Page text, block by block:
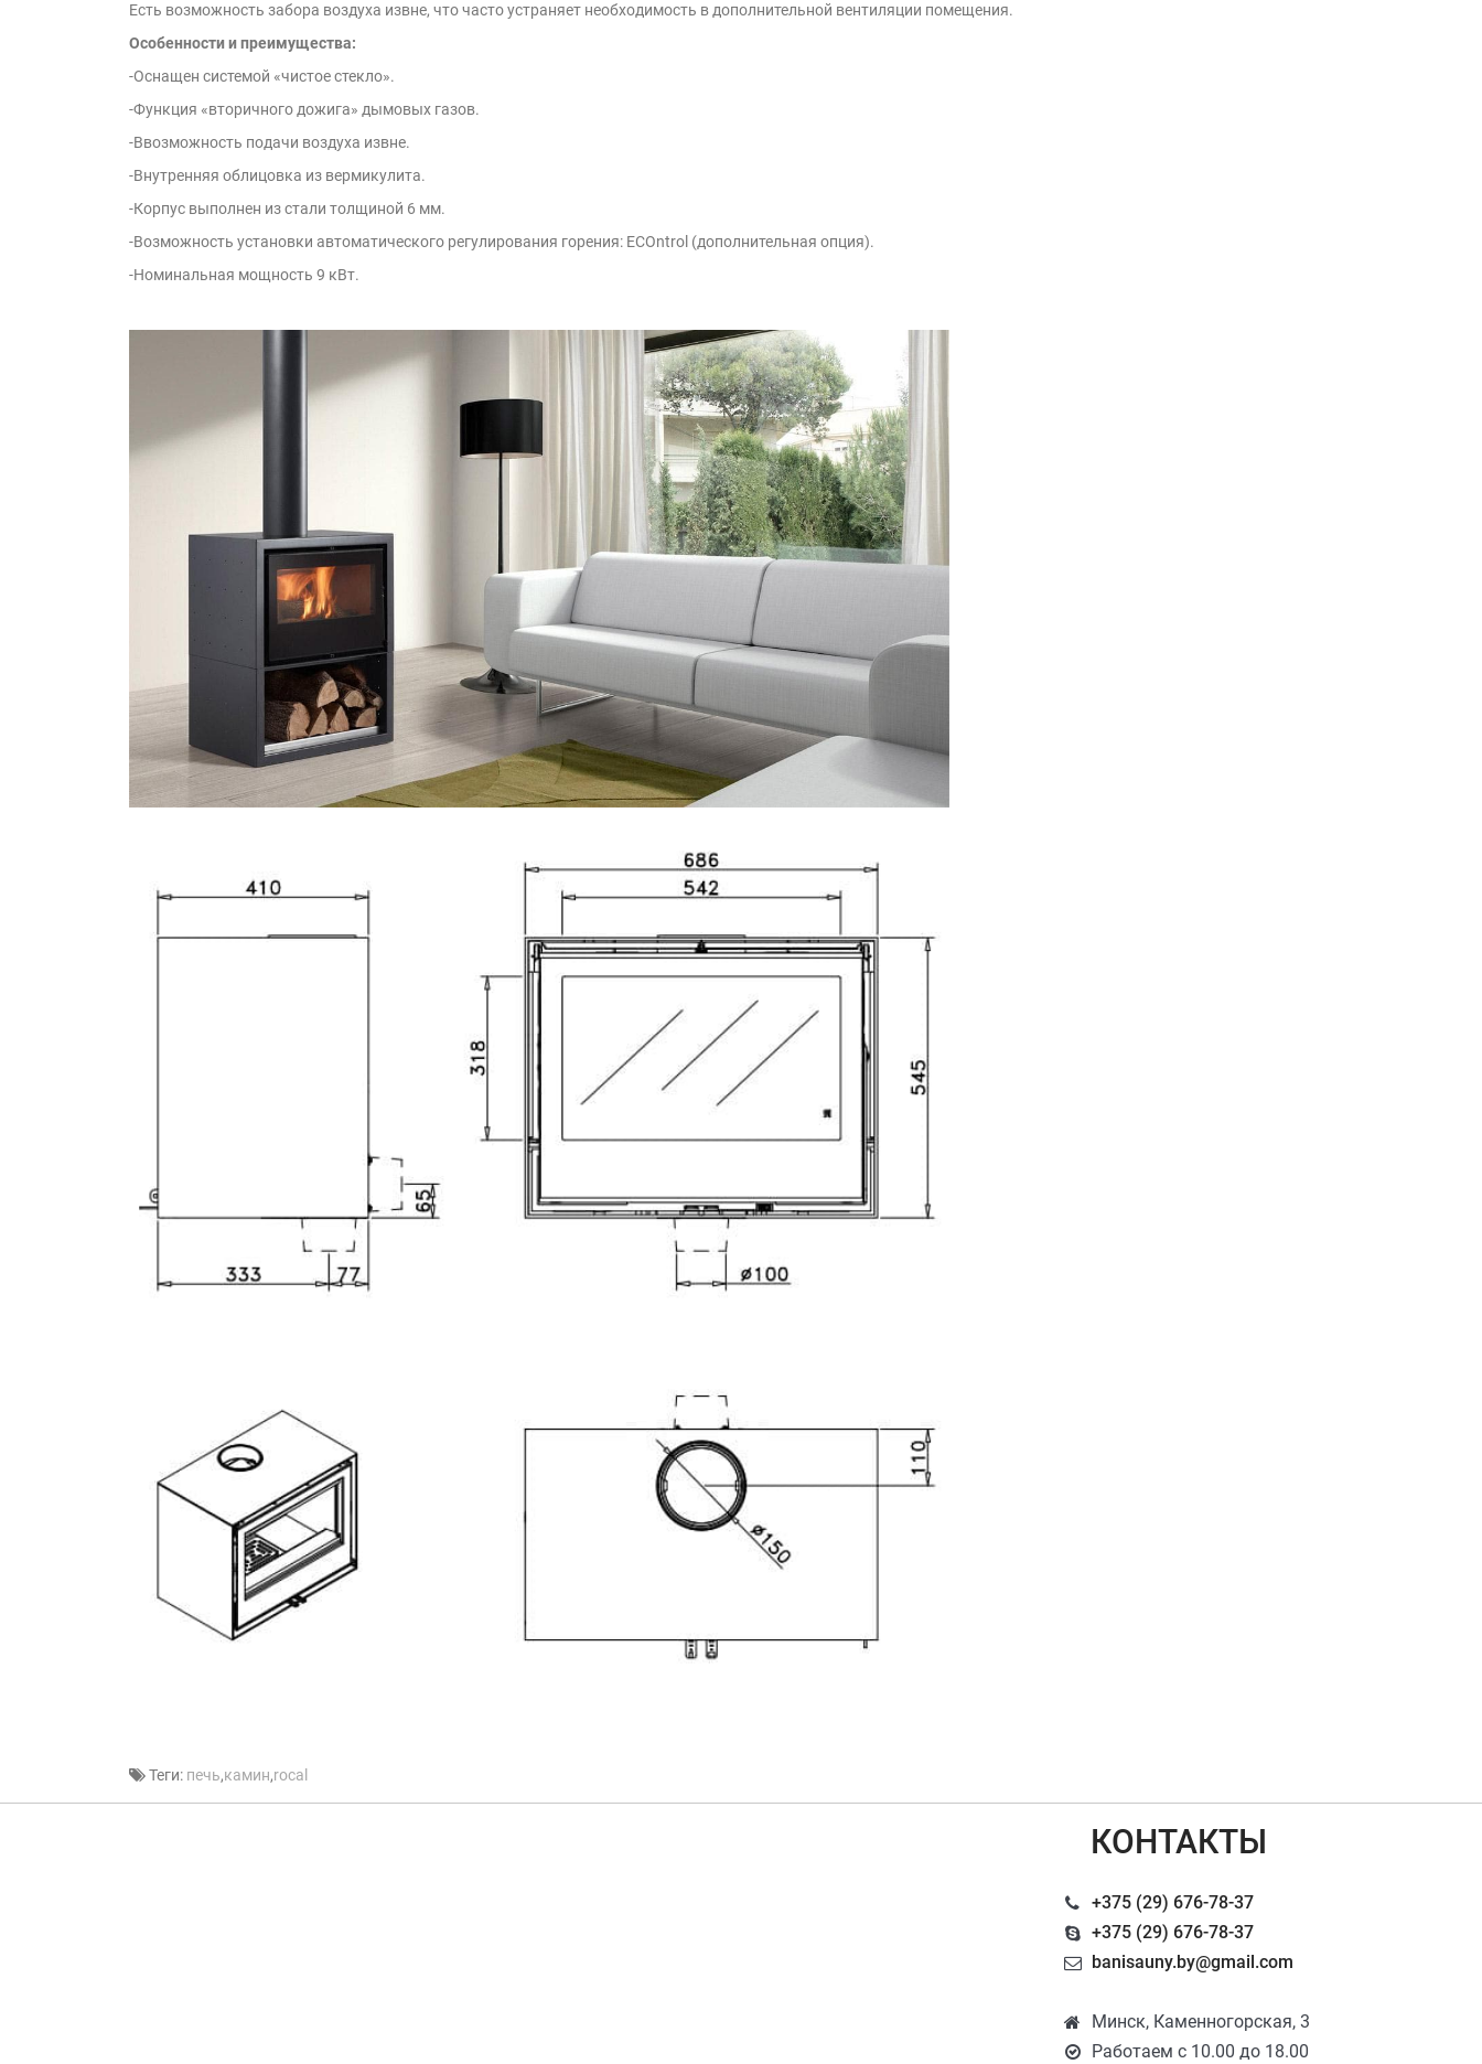
Есть возможность забора воздуха извне, что часто устраняет необходимость в дополнительной вентиляции помещения.
Особенности и преимущества:
-Оснащен системой «чистое стекло».
-Функция «вторичного дожига» дымовых газов.
-Ввозможность подачи воздуха извне.
-Внутренняя облицовка из вермикулита.
-Корпус выполнен из стали толщиной 6 мм.
-Возможность установки автоматического регулирования горения: ECOntrol (дополнительная опция).
-Номинальная мощность 9 кВт.
Теги: печь,камин,rocal
КОНТАКТЫ
+375 (29) 676-78-37
+375 (29) 676-78-37
banisauny.by@gmail.com
Минск, Каменногорская, 3
Работаем с 10.00 до 18.00